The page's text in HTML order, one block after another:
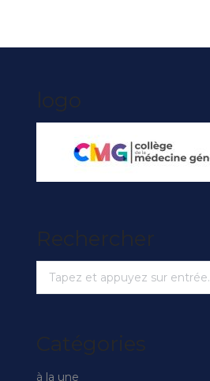
logo
Rechercher
Recherche
:
Catégories
à la une